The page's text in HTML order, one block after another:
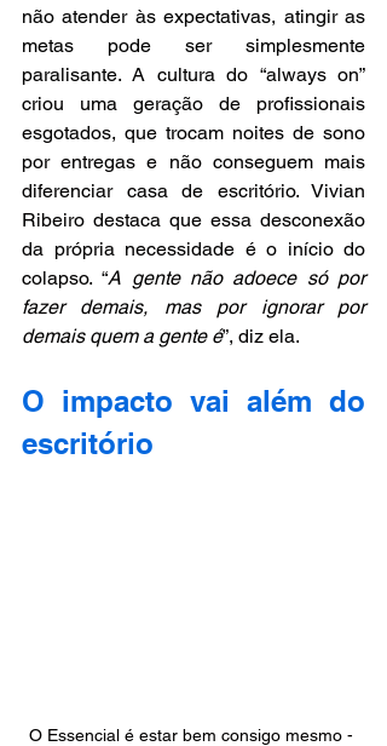
não atender às expectativas, atingir as
metas pode ser simplesmente
paralisante. A cultura do “always on”
criou uma geração de profissionais
esgotados, que trocam noites de sono
por entregas e não conseguem mais
diferenciar casa de escritório. Vivian
Ribeiro destaca que essa desconexão
da própria necessidade é o início do
colapso. “A gente não adoece só por
fazer demais, mas por ignorar por
demais quem a gente é”, diz ela.
O impacto vai além do
escritório
O Essencial é estar bem consigo mesmo -